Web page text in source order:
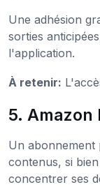
Une adhésion
sorties
l'application.
À retenir:
5. Amazon
Un abonnement
contenus, si
concentrer ses